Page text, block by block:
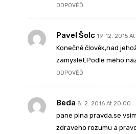
ODPOVĚĎ
Pavel Šolc 19. 12. 2015
Konečně člověk,nad
zamyslet.Podle mého
ODPOVĚĎ
Beda 8. 2. 2016 At 20:00
pane plna pravda.se
zdraveho rozumu a